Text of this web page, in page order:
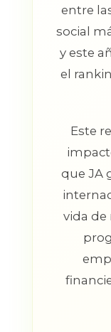
entre
social
y este
el
Este
que JA
vida de